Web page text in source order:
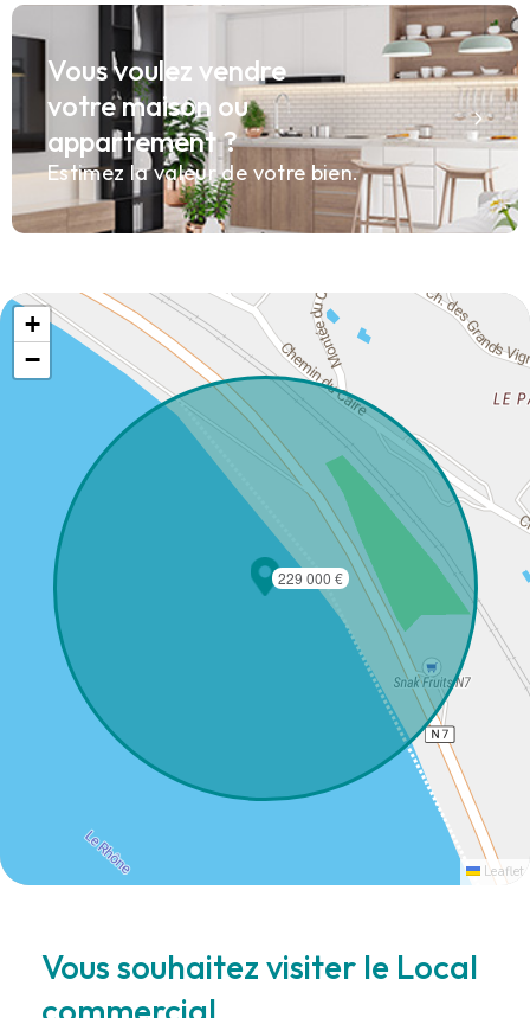
Vous voulez vendre
votre maison ou
appartement ?
Estimez la valeur de votre bien.
229 000 €
+
−
Leaflet
Vous souhaitez visiter le Local